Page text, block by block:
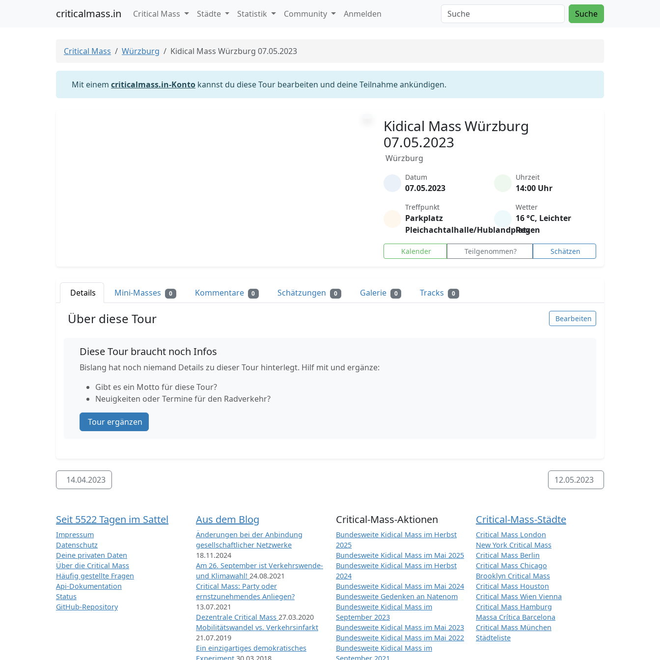
criticalmass.in Critical Mass Städte Statistik Community Anmelden Suche
Critical Mass Würzburg Kidical Mass Würzburg 07.05.2023
Mit einem criticalmass.in-Konto kannst du diese Tour bearbeiten und deine Teilnahme ankündigen.
Kidical Mass Würzburg
07.05.2023
Würzburg
Datum
07.05.2023
Uhrzeit
14:00 Uhr
Treffpunkt
Parkplatz
Pleichachtalhalle/Hublandplatz
Wetter
16 °C, Leichter
Regen
Kalender Teilgenommen? Schätzen
Details Mini-Masses 0 Kommentare 0 Schätzungen 0 Galerie 0 Tracks 0
Über diese Tour Bearbeiten
Diese Tour braucht noch Infos
Bislang hat noch niemand Details zu dieser Tour hinterlegt. Hilf mit und ergänze:
Gibt es ein Motto für diese Tour?
Neuigkeiten oder Termine für den Radverkehr?
Tour ergänzen
14.04.2023 12.05.2023
Seit 5522 Tagen im Sattel
Impressum
Datenschutz
Deine privaten Daten
Über die Critical Mass
Häufig gestellte Fragen
Api-Dokumentation
Status
GitHub-Repository
Aus dem Blog
Änderungen bei der Anbindung
gesellschaftlicher Netzwerke
18.11.2024
Am 26. September ist Verkehrswende-
und Klimawahl! 24.08.2021
Critical Mass: Party oder
ernstzunehmendes Anliegen?
13.07.2021
Dezentrale Critical Mass 27.03.2020
Mobilitätswandel vs. Verkehrsinfarkt
21.07.2019
Ein einzigartiges demokratisches
Critical-Mass-Aktionen
Bundesweite Kidical Mass im Herbst
2025
Bundesweite Kidical Mass im Mai 2025
Bundesweite Kidical Mass im Herbst
2024
Bundesweite Kidical Mass im Mai 2024
Bundesweite Gedenken an Natenom
Bundesweite Kidical Mass im
September 2023
Bundesweite Kidical Mass im Mai 2023
Bundesweite Kidical Mass im Mai 2022
Bundesweite Kidical Mass im
Critical-Mass-Städte
Critical Mass London
New York Critical Mass
Critical Mass Berlin
Critical Mass Chicago
Brooklyn Critical Mass
Critical Mass Houston
Critical Mass Wien Vienna
Critical Mass Hamburg
Massa Crítica Barcelona
Critical Mass München
Städteliste